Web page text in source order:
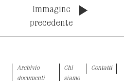
Immagine
precedente
Archivio
documenti
Chi
siamo
Contatti